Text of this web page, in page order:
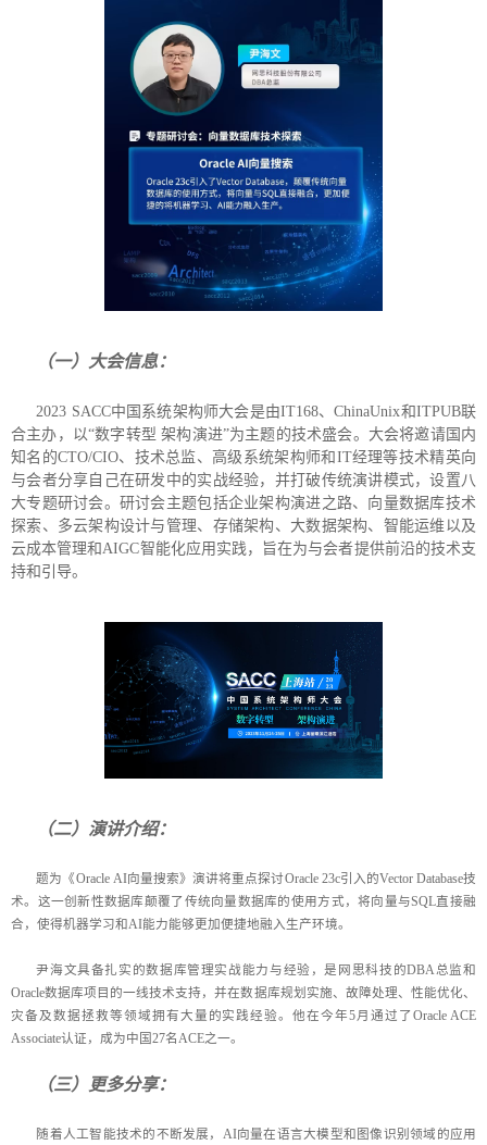
（一）大会信息：
2023 SACC中国系统架构师大会是由IT168、ChinaUnix和ITPUB联
合主办，以“数字转型 架构演进”为主题的技术盛会。大会将邀请国内
知名的CTO/CIO、技术总监、高级系统架构师和IT经理等技术精英向
与会者分享自己在研发中的实战经验，并打破传统演讲模式，设置八
大专题研讨会。研讨会主题包括企业架构演进之路、向量数据库技术
探索、多云架构设计与管理、存储架构、大数据架构、智能运维以及
云成本管理和AIGC智能化应用实践，旨在为与会者提供前沿的技术支
持和引导。
（二）演讲介绍：
题为《Oracle AI向量搜索》演讲将重点探讨Oracle 23c引入的Vector Database技
术。这一创新性数据库颠覆了传统向量数据库的使用方式，将向量与SQL直接融
合，使得机器学习和AI能力能够更加便捷地融入生产环境。
尹海文具备扎实的数据库管理实战能力与经验，是网思科技的DBA总监和
Oracle数据库项目的一线技术支持，并在数据库规划实施、故障处理、性能优化、
灾备及数据拯救等领域拥有大量的实践经验。他在今年5月通过了Oracle ACE
Associate认证，成为中国27名ACE之一。
（三）更多分享：
随着人工智能技术的不断发展，AI向量在语言大模型和图像识别领域的应用